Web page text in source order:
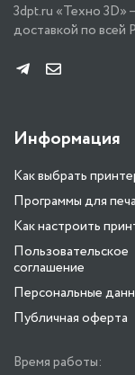
3dpt.ru «Техно 3D»
доставкой по всей
Информация
Как выбрать
Программы для
Как настроить
Пользовательское
соглашение
Персональные
Публичная оферта
Время работы: